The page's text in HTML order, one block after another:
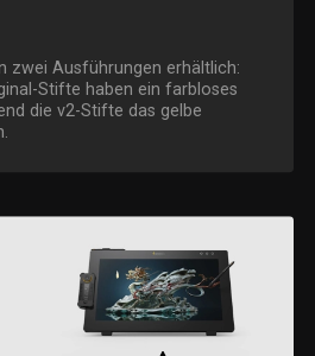
zwei Ausführungen erhältlich:
Stifte haben ein farbloses
die v2-Stifte das gelbe